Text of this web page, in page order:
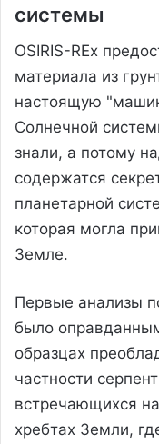
системы
OSIRIS-REx
материала из
настоящую
Солнечной
знали, а потому
содержатся
планетарной
которая могла
Земле.
Первые анализы
было
образцах
частности
встречающихся
хребтах Земли,